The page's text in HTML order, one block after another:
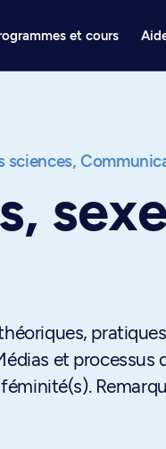
et cours
sciences,
et